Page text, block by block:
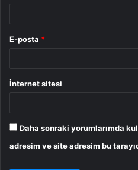
E-posta *
İnternet sitesi
Daha sonraki yorumlarımda
adresim ve site adresim bu